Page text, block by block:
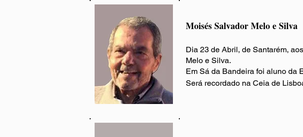
Moisés Salvador Melo e Silva
Dia 23 de Abril, de Santarém,
Melo e Silva.
Em Sá da Bandeira foi aluno da
Será recordado na Ceia de